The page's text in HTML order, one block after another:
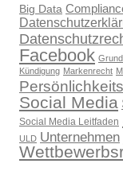
Big Data
Facebook
Kündigung Markenrecht
Social Media
Social Media Leitfaden
ULD Unternehmen